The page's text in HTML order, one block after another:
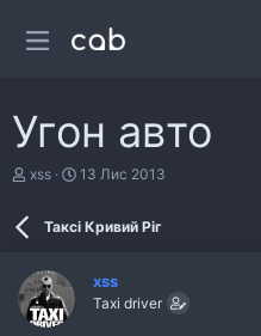
Угон авто
А
т
е
м
и
xss
Д
а
13 Лис 2013
Таксі Кривий Ріг
xss
Taxi driver